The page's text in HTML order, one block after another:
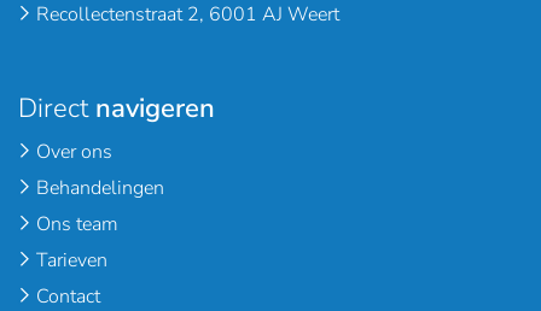
Recollectenstraat 2, 6001 AJ Weert
Direct navigeren
Over ons
Behandelingen
Ons team
Tarieven
Contact